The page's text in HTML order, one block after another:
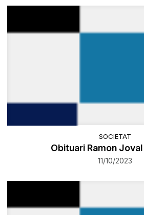
SOCIETAT
Obituari Ramon
11/10/2023